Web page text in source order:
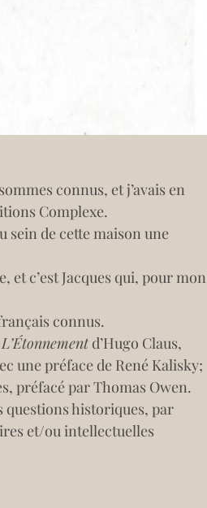
connus, et j’avais en
Complexe.
sein de cette maison une
c’est Jacques qui, pour mon
connus.
L’Étonnement d’Hugo Claus,
une préface de René Kalisky;
préfacé par Thomas Owen.
et/ou intellectuelles